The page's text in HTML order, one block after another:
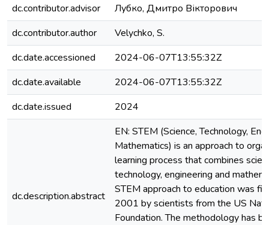
dc.contributor.advisor
Лубко, Дмитро Вікторович
dc.contributor.author
Velychko, S.
dc.date.accessioned
2024-06-07T13:55:32Z
dc.date.available
2024-06-07T13:55:32Z
dc.date.issued
2024
dc.description.abstract
EN: STEM (Science, Technology,
Mathematics) is an approach to
learning process that combines
technology, engineering and
STEM approach to education was
2001 by scientists from the US
Foundation. The methodology has